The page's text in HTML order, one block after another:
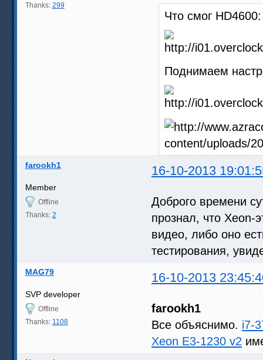
Thanks: 299
Что смог HD4600:
Поднимаем
farookh1 16-10-2013
Member
Offline
Thanks: 2
Доброго времени
прознал, что Xeon-
видео, либо оно
тестирования,
MAG79 16-10-2013
SVP developer
Offline
Thanks: 1108
farookh1
Все объяснимо. i7-
Xeon E3-1230 v2